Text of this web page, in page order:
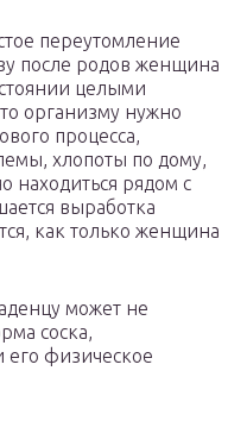
переутомление
после родов женщина
целыми
организму нужно
процесса,
хлопоты по дому,
находиться рядом с
выработка
как только женщина
может не
соска,
его физическое